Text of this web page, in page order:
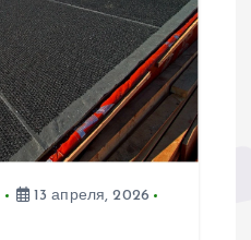
13 апреля, 2026